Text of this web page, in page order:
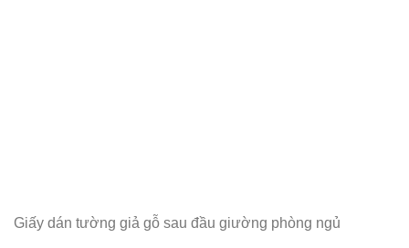
Giấy dán tường giả gỗ sau đầu giường phòng ngủ